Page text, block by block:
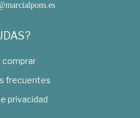
comprar
frecuentes
privacidad